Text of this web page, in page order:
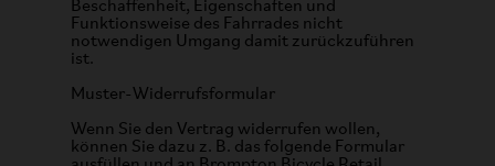
Beschaffenheit, Eigenschaften und
Funktionsweise des Fahrrades nicht
notwendigen Umgang damit zurückzuführen
ist.
Muster-Widerrufsformular
Wenn Sie den Vertrag widerrufen wollen,
können Sie dazu z. B. das folgende Formular